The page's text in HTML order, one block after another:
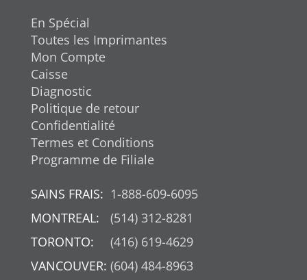
En Spécial
Toutes les Imprimantes
Mon Compte
Caisse
Diagnostic
Politique de retour
Confidentialité
Termes et Conditions
Programme de Filiale
SAINS FRAIS: 1-888-609-6095
MONTREAL:
(514) 312-8281
TORONTO:
(416) 619-4629
VANCOUVER: (604) 484-8963